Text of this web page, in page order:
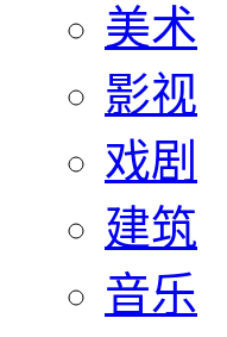
美术
影视
戏剧
建筑
音乐